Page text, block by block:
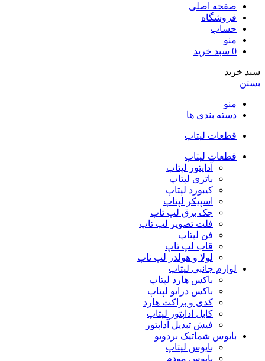
صفحه اصلی
فروشگاه
حساب
منو
0 سبد خرید
سبد خرید
بستن
منو
دسته بندی ها
قطعات لپتاپ
قطعات لپتاپ
آداپتور لپتاپ
باتری لپتاپ
کیبورد لپتاپ
اسپیکر لپتاپ
جک برق لپ تاپ
فلت تصویر لپ تاپ
فن لپتاپ
قاب لپ تاپ
لولا و هولدر لپ تاپ
لوازم جانبی لپتاپ
باکس هارد لپتاپ
باکس درایو لپتاپ
کدی و براکت هارد
کابل اداپتور لپتاپ
فیش تبدیل آداپتور
بایوس شماتیک بردویو
بایوس لپتاپ
بایوس مودم